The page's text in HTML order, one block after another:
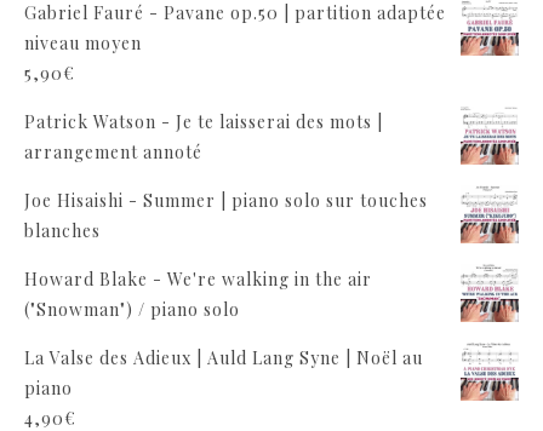
Gabriel Fauré - Pavane op.50 | partition adaptée
niveau moyen
5,90€
Patrick Watson - Je te laisserai des mots |
arrangement annoté
Joe Hisaishi - Summer | piano solo sur touches
blanches
Howard Blake - We're walking in the air
("Snowman") / piano solo
La Valse des Adieux | Auld Lang Syne | Noël au
piano
4,90€